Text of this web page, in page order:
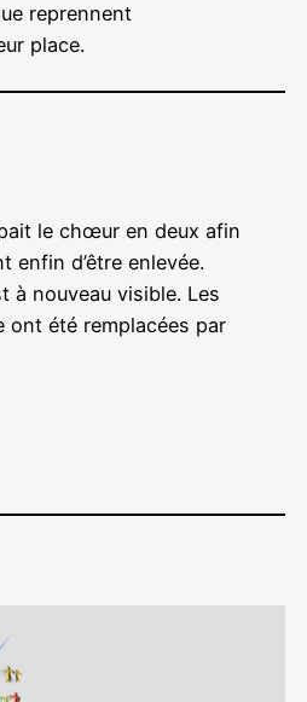
reprennent
place.
le chœur en deux afin
enfin d’être enlevée.
à nouveau visible. Les
ont été remplacées par